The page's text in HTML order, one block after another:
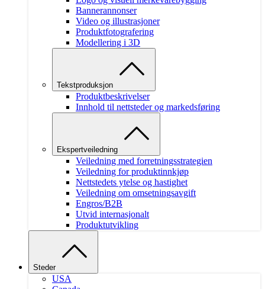
Bannerannonser
Video og illustrasjoner
Produktfotografering
Modellering i 3D
Tekstproduksjon
Produktbeskrivelser
Innhold til nettsteder og markedsføring
Ekspertveiledning
Veiledning med forretningsstrategien
Veiledning for produktinnkjøp
Nettstedets ytelse og hastighet
Veiledning om omsetningsavgift
Engros/B2B
Utvid internasjonalt
Produktutvikling
Steder
USA